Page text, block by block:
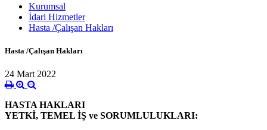
Kurumsal
İdari Hizmetler
Hasta /Çalışan Hakları
Hasta /Çalışan Hakları
24 Mart 2022
HASTA HAKLARI
YETKİ, TEMEL İŞ ve SORUMLULUKLARI: